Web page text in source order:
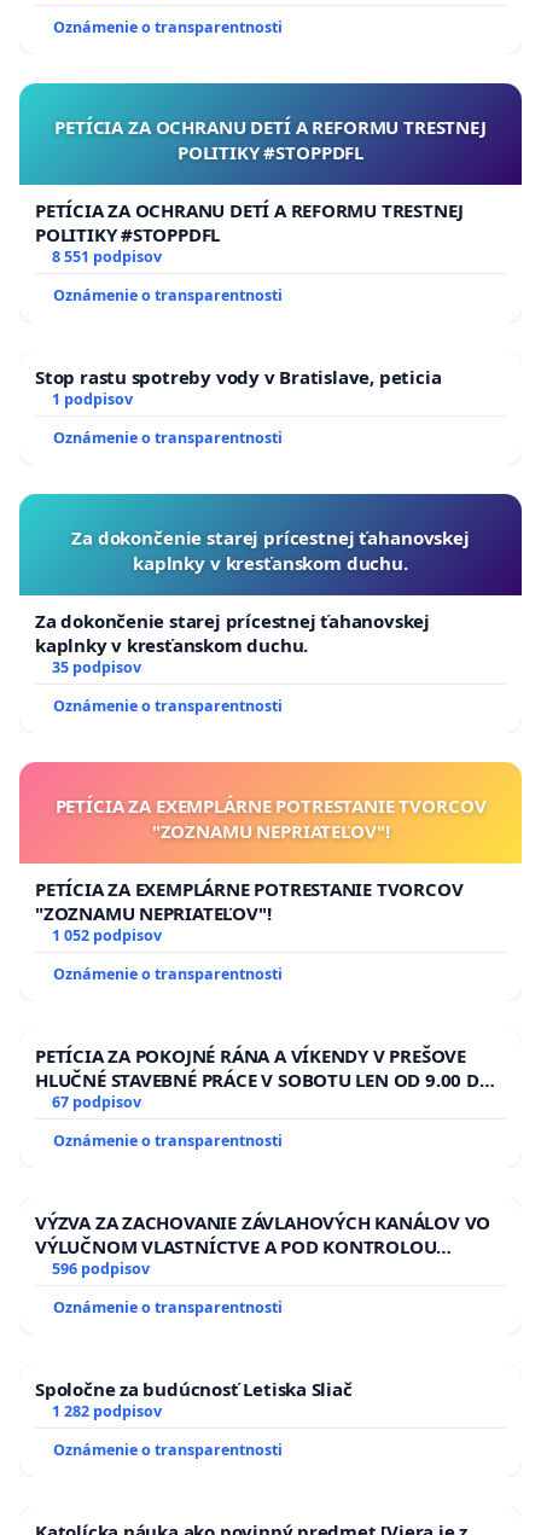
Oznámenie o transparentnosti
PETÍCIA ZA OCHRANU DETÍ A REFORMU TRESTNEJ
POLITIKY #STOPPDFL
PETÍCIA ZA OCHRANU DETÍ A REFORMU TRESTNEJ
POLITIKY #STOPPDFL
8 551 podpisov
Oznámenie o transparentnosti
Stop rastu spotreby vody v Bratislave, peticia
1 podpisov
Oznámenie o transparentnosti
Za dokončenie starej prícestnej ťahanovskej
kaplnky v kresťanskom duchu.
Za dokončenie starej prícestnej ťahanovskej
kaplnky v kresťanskom duchu.
35 podpisov
Oznámenie o transparentnosti
PETÍCIA ZA EXEMPLÁRNE POTRESTANIE TVORCOV
"ZOZNAMU NEPRIATEĽOV"!
PETÍCIA ZA EXEMPLÁRNE POTRESTANIE TVORCOV
"ZOZNAMU NEPRIATEĽOV"!
1 052 podpisov
Oznámenie o transparentnosti
PETÍCIA ZA POKOJNÉ RÁNA A VÍKENDY V PREŠOVE
HLUČNÉ STAVEBNÉ PRÁCE V SOBOTU LEN OD 9.00 DO
13.00 HOD., CEZ PRACOVNÝ TÝŽDEŇ CIEĽ 8.00 – 18.00
ĎUMBIERSKEJ/MAGU
67 podpisov
Oznámenie o transparentnosti
VÝZVA ZA ZACHOVANIE ZÁVLAHOVÝCH KANÁLOV VO
VÝLUČNOM VLASTNÍCTVE A POD KONTROLOU
SLOVENSKEJ REPUBLIKY & žiadosť na riešenie
kanálov na Slovensku
596 podpisov
Oznámenie o transparentnosti
Spoločne za budúcnosť Letiska Sliač
1 282 podpisov
Oznámenie o transparentnosti